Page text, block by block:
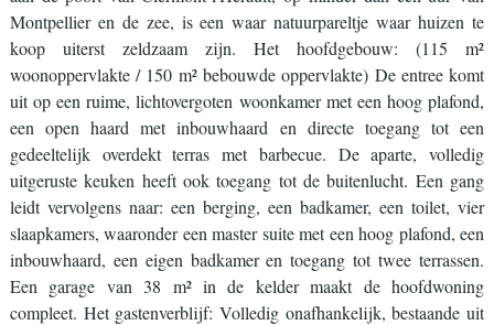
Montpellier en de zee, is een waar natuurpareltje waar huizen te
koop uiterst zeldzaam zijn. Het hoofdgebouw: (115 m²
woonoppervlakte / 150 m² bebouwde oppervlakte) De entree komt
uit op een ruime, lichtovergoten woonkamer met een hoog plafond,
een open haard met inbouwhaard en directe toegang tot een
gedeeltelijk overdekt terras met barbecue. De aparte, volledig
uitgeruste keuken heeft ook toegang tot de buitenlucht. Een gang
leidt vervolgens naar: een berging, een badkamer, een toilet, vier
slaapkamers, waaronder een master suite met een hoog plafond, een
inbouwhaard, een eigen badkamer en toegang tot twee terrassen.
Een garage van 38 m² in de kelder maakt de hoofdwoning
compleet. Het gastenverblijf: Volledig onafhankelijk, bestaande uit